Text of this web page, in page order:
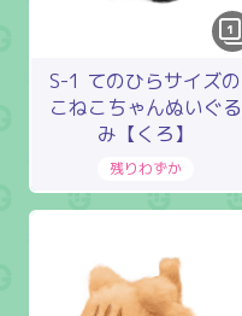
1
S-1 てのひらサイズの
こねこちゃんぬいぐる
み【くろ】